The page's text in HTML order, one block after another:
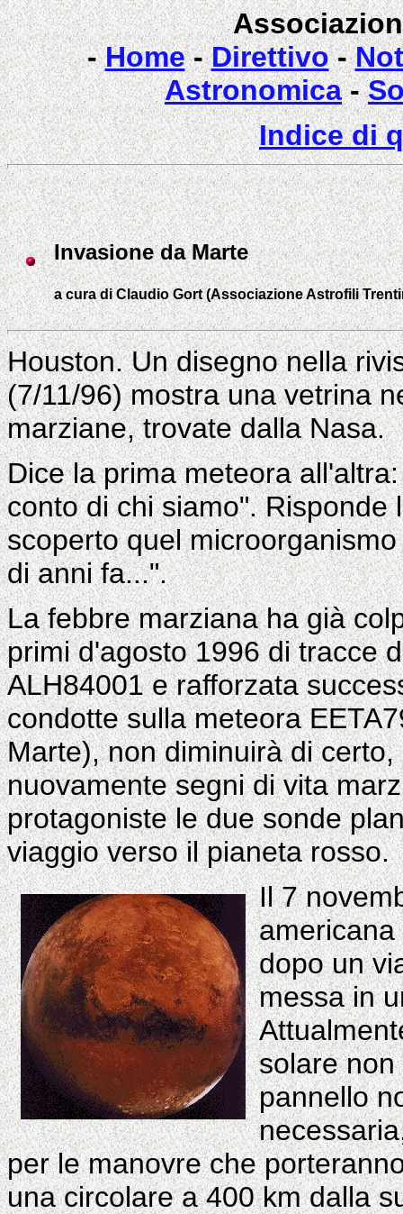
-Home-Direttivo-
Astronomica-
Indice di
Invasione da Marte
a cura di Claudio Gort (Associazione Astrofili
Houston. Un disegno nella
(7/11/96) mostra una vetrina
marziane, trovate dalla Nasa.
Dice la prima meteora
conto di chi siamo".
scoperto quel
di anni fa...".
La febbre marziana ha già
primi d'agosto 1996 di tracce
ALH84001 e rafforzata
condotte sulla meteora
Marte), non diminuirà di
nuovamente segni di vita
protagoniste le due sonde
viaggio verso il pianeta rosso.
Il 7
dopo un
messa in
solare
pannello
per le manovre che
una circolare a 400 km dalla